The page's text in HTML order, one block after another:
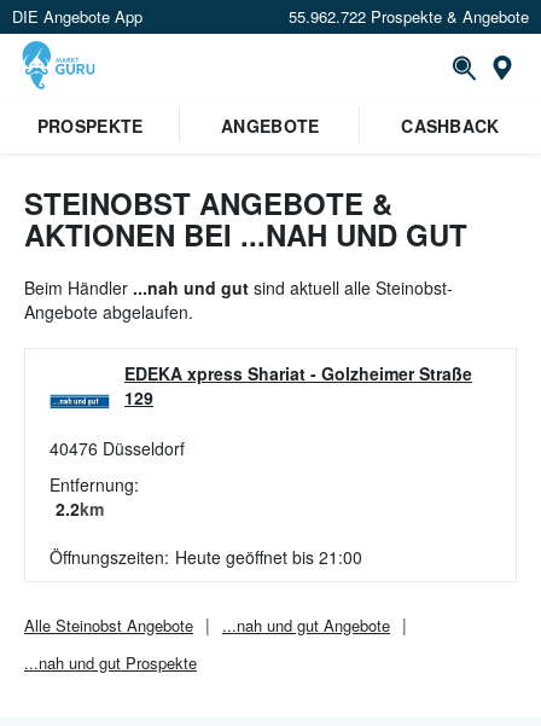
DIE Angebote App 55.962.722 Prospekte & Angebote
Standort festlegen
PROSPEKTE ANGEBOTE CASHBACK
STEINOBST ANGEBOTE &
AKTIONEN BEI ...NAH UND GUT
Beim Händler ...nah und gut sind aktuell alle Steinobst-
Angebote abgelaufen.
EDEKA xpress Shariat - Golzheimer Straße
129
40476 Düsseldorf
Entfernung:
2.2km
Öffnungszeiten: Heute geöffnet bis 21:00
Alle Steinobst Angebote ...nah und gut Angebote
...nah und gut Prospekte